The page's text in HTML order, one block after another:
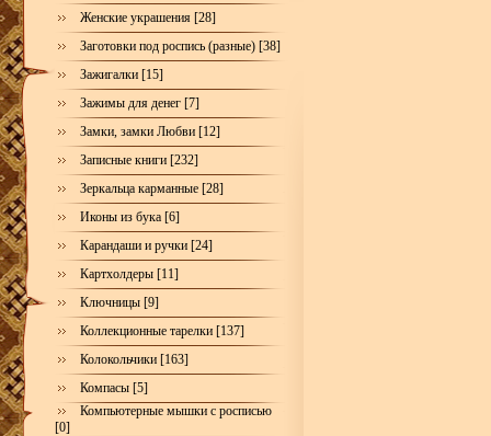
Женские украшения [28]
Заготовки под роспись (разные) [38]
Зажигалки [15]
Зажимы для денег [7]
Замки, замки Любви [12]
Записные книги [232]
Зеркальца карманные [28]
Иконы из бука [6]
Карандаши и ручки [24]
Картхолдеры [11]
Ключницы [9]
Коллекционные тарелки [137]
Колокольчики [163]
Компасы [5]
Компьютерные мышки с росписью
[0]